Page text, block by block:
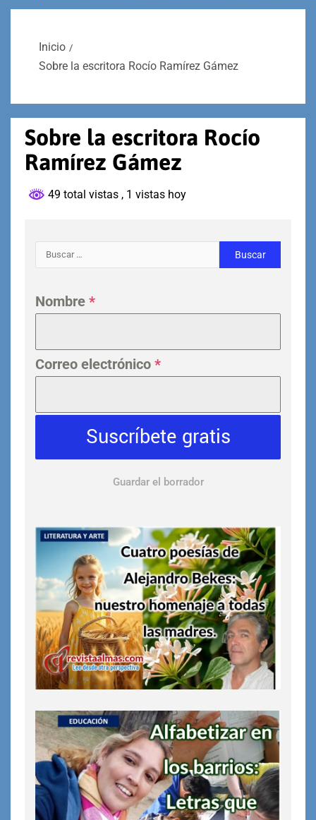
Inicio
Sobre la escritora Rocío Ramírez Gámez
Sobre la escritora Rocío
Ramírez Gámez
49 total vistas , 1 vistas hoy
Nombre *
Correo electrónico *
Suscríbete gratis
Guardar el borrador